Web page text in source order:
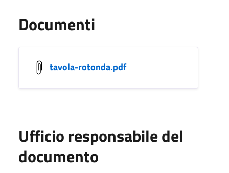
Documenti
tavola-rotonda.pdf
Ufficio responsabile del
documento